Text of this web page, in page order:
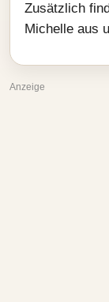
Zusätzlich
Michelle aus
Anzeige